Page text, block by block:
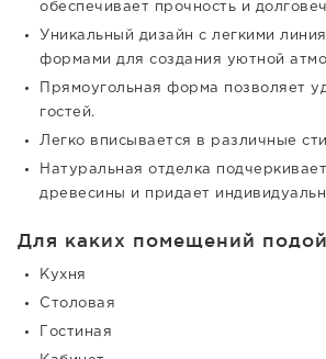
обеспечивает прочность и
Уникальный дизайн с легкими
формами для создания уютной
Прямоугольная форма позволяет
гостей.
Легко вписывается в различные
Натуральная отделка
древесины и придает
Для каких помещений
Кухня
Столовая
Гостиная